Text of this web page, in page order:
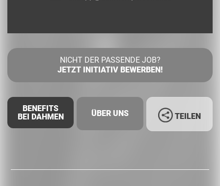
NICHT DER PASSENDE JOB?
JETZT INITIATIV BEWERBEN!
BENEFITS
BEI DAHMEN
ÜBER UNS TEILEN